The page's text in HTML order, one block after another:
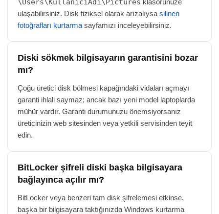
\Users\KullanıcıAdı\Pictures
ulaşabilirsiniz. Disk fiziksel olarak arızalıysasilinen
fotoğrafları kurtarma sayfamızı inceleyebilirsiniz.
Diski sökmek bilgisayarın garantisini bozar
mı?
Çoğu üretici disk bölmesi kapağındaki vidaları açmayı
garanti ihlali saymaz; ancak bazı yeni model laptoplarda
mühür vardır. Garanti durumunuzu önemsiyorsanız
üreticinizin web sitesinden veya yetkili servisinden teyit
edin.
BitLocker şifreli diski başka bilgisayara
bağlayınca açılır mı?
BitLocker veya benzeri tam disk şifrelemesi etkinse,
başka bir bilgisayara taktığınızda Windows kurtarma